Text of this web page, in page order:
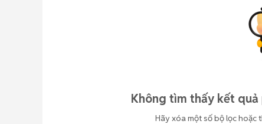
Không tìm thấy kết quả
Hãy xóa một số bộ lọc hoặc